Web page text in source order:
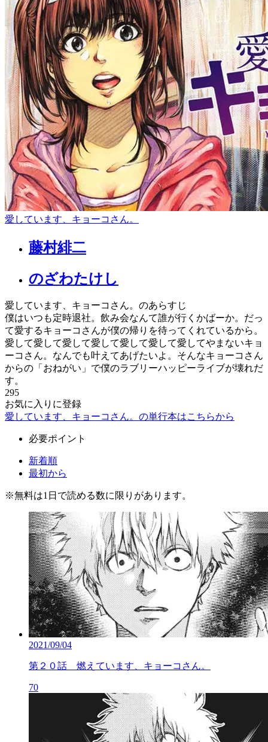
愛しています、キョーコさん。
藤村緋二
のざわたけし
愛しています、キョーコさん。のあらすじ
僕はいつも定時退社。飲み会なんて誰が行くかばーか。だっ
て愛するキョーコさんが僕の帰りを待ってくれているから。
愛して愛して愛して愛して愛して愛して愛してやまないキョ
ーコさん。なんでも叶えてあげたいよ。そんなキョーコさん
からの「おねがい」で僕のラブリーハッピーライブが壊れだ
す。
295
お気に入りに登録
愛しています、キョーコさん。の単行本はこちらから
必要ポイント
新着順
最初から
※無料は1日で読める数に限りがあります。
2021/09/04
第２０話 燃えています、キョーコさん。
70